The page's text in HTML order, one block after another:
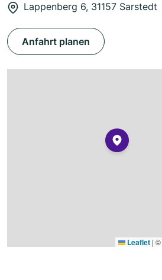
Lappenberg 6, 31157 Sarstedt
Anfahrt planen
Leaflet | ©